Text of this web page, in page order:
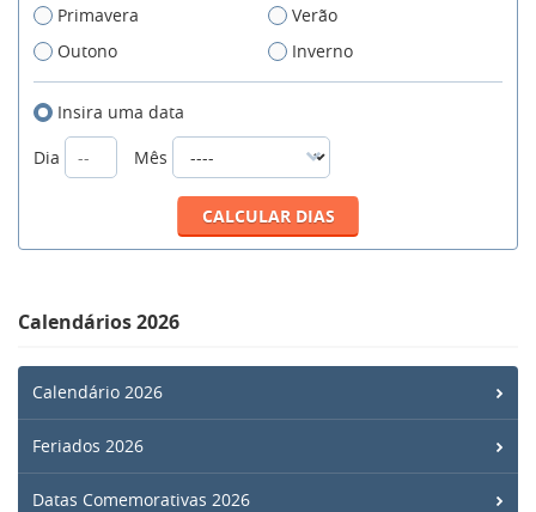
Primavera
Verão
Outono
Inverno
Insira uma data
Dia
Mês
Calendários 2026
Calendário 2026
Feriados 2026
Datas Comemorativas 2026